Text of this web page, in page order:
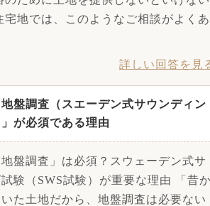
宅地では、このようなご相談がよくあ
詳しい回答を見
盤調査（スエーデン式サウンディン
が必須である理由
盤調査」は必須？スウェーデン式サ
験（SWS試験）が重要な理由 「昔
た土地だから、地盤調査は必要ない